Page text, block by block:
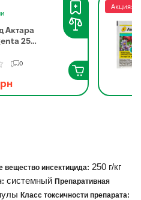
Актара
250
0
Акция: -
вещество инсектицида: 250 г/кг
системный Препаративная
Класс токсичности препарата: